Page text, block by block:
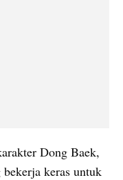
Dong Baek,
keras untuk